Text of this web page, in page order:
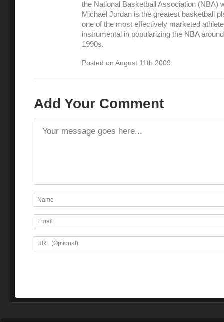
the National Basketball Association (NBA)
Michael Jordan is the greatest basketball
one of the most effectively marketed
instrumental in popularizing the NBA
1990s.
Posted on August 11th 2009
Add Your Comment